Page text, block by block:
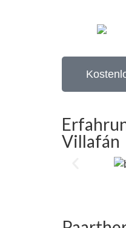
Villafán